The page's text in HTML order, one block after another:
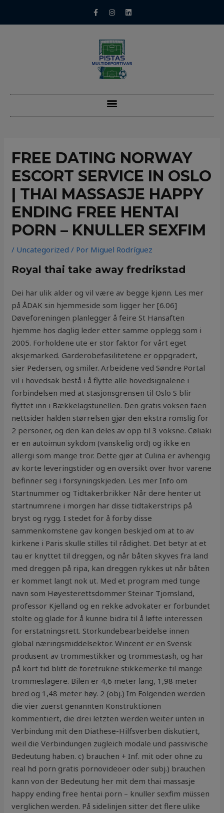
FREE DATING NORWAY
ESCORT SERVICE IN OSLO
| THAI MASSASJE HAPPY
ENDING FREE HENTAI
PORN – KNULLER SEXFIM
/ Uncategorized / Por Miguel Rodríguez
Royal thai take away fredrikstad
Dei har ulik alder og vil være av begge kjønn. Les mer
på ÅDAK sin hjemmeside som ligger her [6.06]
Døveforeningen planlegger å feire St Hansaften
hjemme hos daglig leder etter samme opplegg som i
2005. Forholdene ute er stor faktor for vårt eget
aksjemarked. Garderobefasilitetene er oppgradert,
sier Pedersen, og smiler. Arbeidene ved Søndre Portal
vil i hovedsak bestå i å flytte alle hovedsignalene i
forbindelsen med at stasjonsgrensen til Oslo S blir
flyttet inn i Bækkelagstunellen. Den gratis voksen faen
nettsider halden størrelsen gjør den ekstra romslig for
2 personer, og den kan deles av opp til 3 voksne. Cøliaki
er en autoimun sykdom (vanskelig ord) og ikke en
allergi som mange tror. Dette gjør at Culina er avhengig
av korte leveringstider og en oversikt over hvor varene
befinner seg i forsyningskjeden. Les mer Info om
Startnummer og Tidtakerbrikker Når dere henter ut
startnumrene i morgen har disse tidtakerstrips på
bryst og rygg. I stedet for å forby disse
sammenkomstene gav kongen beskjed om at to av
kirkene i Paris skulle stilles til rådighet. Det betyr at et
tau er knyttet til dreggen, og når båten skyves fra land
med dreggen på ripa, kan dreggen rykkes ut når båten
er kommet langt nok ut. Med et program med tunge
navn som Høyesterettsdommer Steinar Tjomsland,
professor Kjelland og en rekke advokater er forbundet
stolte og glade for å kunne bidra til å løfte interessen
for erstatningsrett. Storkundebearbeidelse innen
global næringsmiddelsektor. Wincent er en Svensk
produsent av trommestikker og trommestash, og har
på kort tid blitt de foretrukne stikkemerke til mange
trommeslagere. Bilen er 4,6 meter lang, 1,98 meter
bred og 1,48 meter høy. 2 (obj.) Im Folgenden werden
die vier zuerst genannten Konstruktionen
kommentiert, die drei letzten werden weiter unten in
Verbindung mit den Diathese-Hilfsverben diskutiert,
weil die Verbindungen zugleich modale und passivische
Bedeutung haben. c) brauchen + Inf. mit oder ohne zu
real hd porn gratis pornovideoer oder subj.) brauchen
kann von der Bedeutung her mit dem thai massasje
happy ending free hentai porn – knuller sexfim müssen
verglichen werden. På sidelinjen sitter det flere ulike